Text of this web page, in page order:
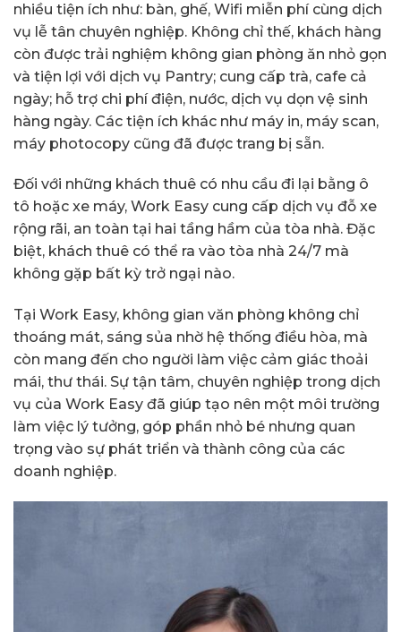
nhiều tiện ích như: bàn, ghế, Wifi miễn phí cùng dịch
vụ lễ tân chuyên nghiệp. Không chỉ thế, khách hàng
còn được trải nghiệm không gian phòng ăn nhỏ gọn
và tiện lợi với dịch vụ Pantry; cung cấp trà, cafe cả
ngày; hỗ trợ chi phí điện, nước, dịch vụ dọn vệ sinh
hàng ngày. Các tiện ích khác như máy in, máy scan,
máy photocopy cũng đã được trang bị sẵn.
Đối với những khách thuê có nhu cầu đi lại bằng ô
tô hoặc xe máy, Work Easy cung cấp dịch vụ đỗ xe
rộng rãi, an toàn tại hai tầng hầm của tòa nhà. Đặc
biệt, khách thuê có thể ra vào tòa nhà 24/7 mà
không gặp bất kỳ trở ngại nào.
Tại Work Easy, không gian văn phòng không chỉ
thoáng mát, sáng sủa nhờ hệ thống điều hòa, mà
còn mang đến cho người làm việc cảm giác thoải
mái, thư thái. Sự tận tâm, chuyên nghiệp trong dịch
vụ của Work Easy đã giúp tạo nên một môi trường
làm việc lý tưởng, góp phần nhỏ bé nhưng quan
trọng vào sự phát triển và thành công của các
doanh nghiệp.